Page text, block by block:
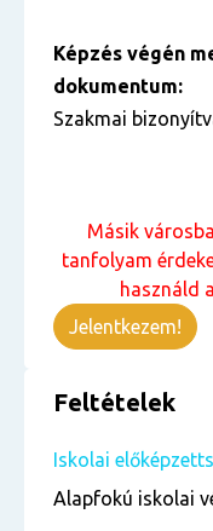
Képzés végén
dokumentum:
Szakmai
Másik
tanfolyam
használd a
Jelentkezem!
Feltételek
Iskolai
Alapfokú iskolai